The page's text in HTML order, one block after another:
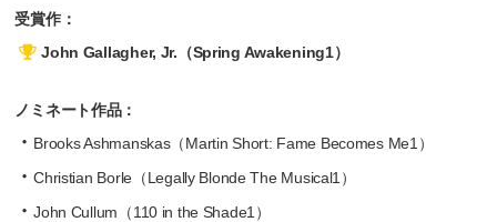
受賞作：
John Gallagher, Jr.（Spring Awakening1）
ノミネート作品：
Brooks Ashmanskas（Martin Short: Fame Becomes Me1）
Christian Borle（Legally Blonde The Musical1）
John Cullum（110 in the Shade1）